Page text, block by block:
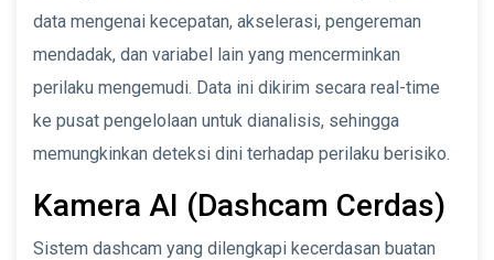
data mengenai kecepatan, akselerasi, pengereman
mendadak, dan variabel lain yang mencerminkan
perilaku mengemudi. Data ini dikirim secara real-time
ke pusat pengelolaan untuk dianalisis, sehingga
memungkinkan deteksi dini terhadap perilaku berisiko.
Kamera AI (Dashcam Cerdas)
Sistem dashcam yang dilengkapi kecerdasan buatan